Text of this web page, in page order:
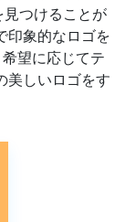
見つけることが
印象的なロゴを
望に応じてテ
美しいロゴをす